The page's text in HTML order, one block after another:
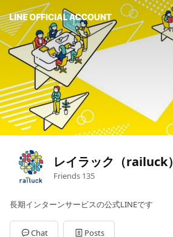
レイラック（railuck）
Friends 135
長期インターンサービスの公式LINEです
Chat Posts